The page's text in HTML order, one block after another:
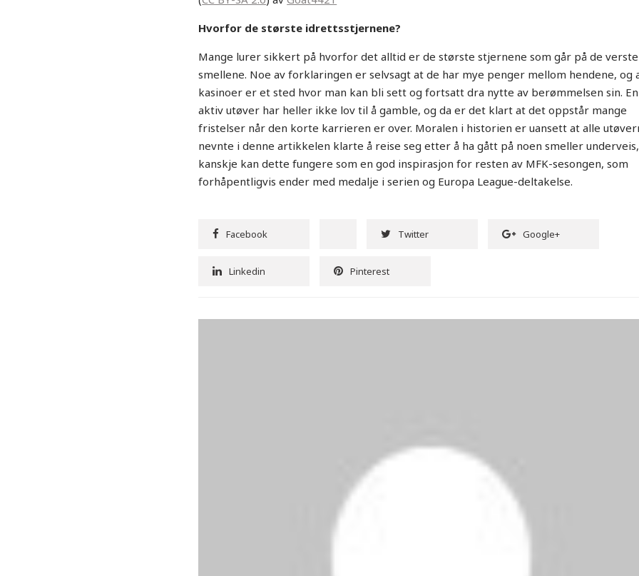
Hvorfor de største idrettsstjernene?
Mange lurer sikkert på hvorfor det alltid er de største stjernene som går på de verste
smellene. Noe av forklaringen er selvsagt at de har mye penger mellom hendene, og
kasinoer er et sted hvor man kan bli sett og fortsatt dra nytte av berømmelsen sin. En
aktiv utøver har heller ikke lov til å gamble, og da er det klart at det oppstår mange
fristelser når den korte karrieren er over. Moralen i historien er uansett at alle
nevnte i denne artikkelen klarte å reise seg etter å ha gått på noen smeller
kanskje kan dette fungere som en god inspirasjon for resten av MFK-sesongen, som
forhåpentligvis ender med medalje i serien og Europa League-deltakelse.
Facebook Twitter Google+
Linkedin Pinterest